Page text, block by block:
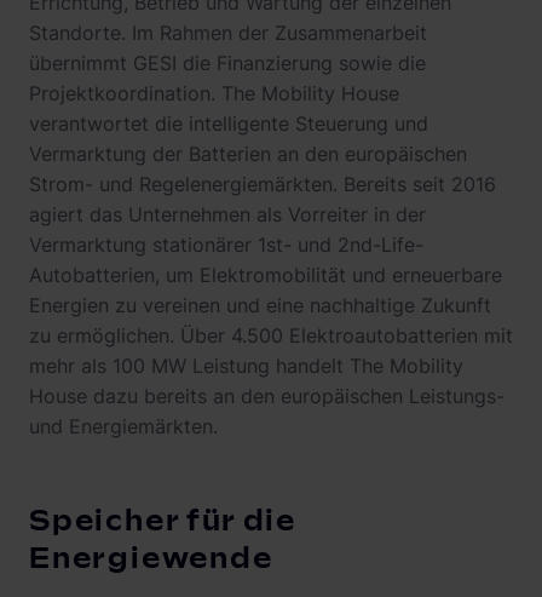
Standorte. Im Rahmen der Zusammenarbeit
übernimmt GESI die Finanzierung sowie die
Projektkoordination. The Mobility House
verantwortet die intelligente Steuerung und
Vermarktung der Batterien an den europäischen
Strom- und Regelenergiemärkten. Bereits seit 2016
agiert das Unternehmen als Vorreiter in der
Vermarktung stationärer 1st- und 2nd-Life-
Autobatterien, um Elektromobilität und erneuerbare
Energien zu vereinen und eine nachhaltige Zukunft
zu ermöglichen. Über 4.500 Elektroautobatterien mit
mehr als 100 MW Leistung handelt The Mobility
House dazu bereits an den europäischen Leistungs-
und Energiemärkten.
Speicher für die
Energiewende